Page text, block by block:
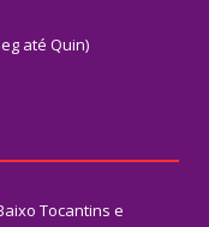
até Quin)
Tocantins e